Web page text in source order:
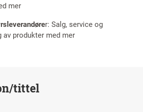
mer
r: Salg, service og
produkter med mer
tittel